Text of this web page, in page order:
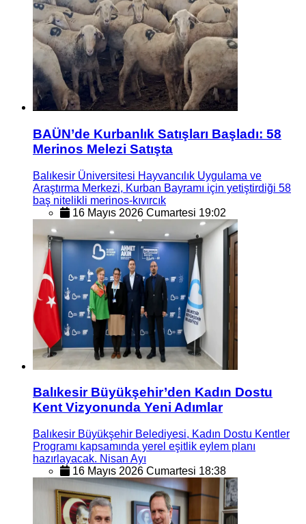
BAÜN’de Kurbanlık Satışları Başladı: 58
Merinos Melezi Satışta
Balıkesir Üniversitesi Hayvancılık Uygulama ve
Araştırma Merkezi, Kurban Bayramı için yetiştirdiği 58
baş nitelikli merinos-kıvırcık
16 Mayıs 2026 Cumartesi 19:02
Balıkesir Büyükşehir’den Kadın Dostu
Kent Vizyonunda Yeni Adımlar
Balıkesir Büyükşehir Belediyesi, Kadın Dostu Kentler
Programı kapsamında yerel eşitlik eylem planı
hazırlayacak. Nisan Ayı
16 Mayıs 2026 Cumartesi 18:38